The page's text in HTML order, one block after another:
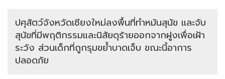
ปศุสัตว์จังหวัดเชียงใหม่ลงพื้นที่ทำหมันสุนัข และจับ
สุนัขที่มีพฤติกรรมและนิสัยดุร้ายออกจากฝูงเพื่อเฝ้า
ระวัง ส่วนเด็กที่ถูกรุมขย้ำบาดเจ็บ ขณะนี้อาการ
ปลอดภัย